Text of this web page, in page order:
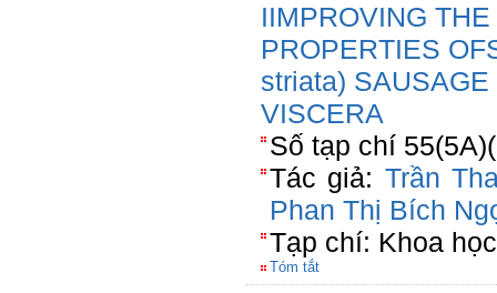
IIMPROVING
PROPERTIES
striata)
VISCERA
Số tạp chí
Tác giả: Trần
Phan Thị Bích
Tạp chí: Khoa
Tóm tắt